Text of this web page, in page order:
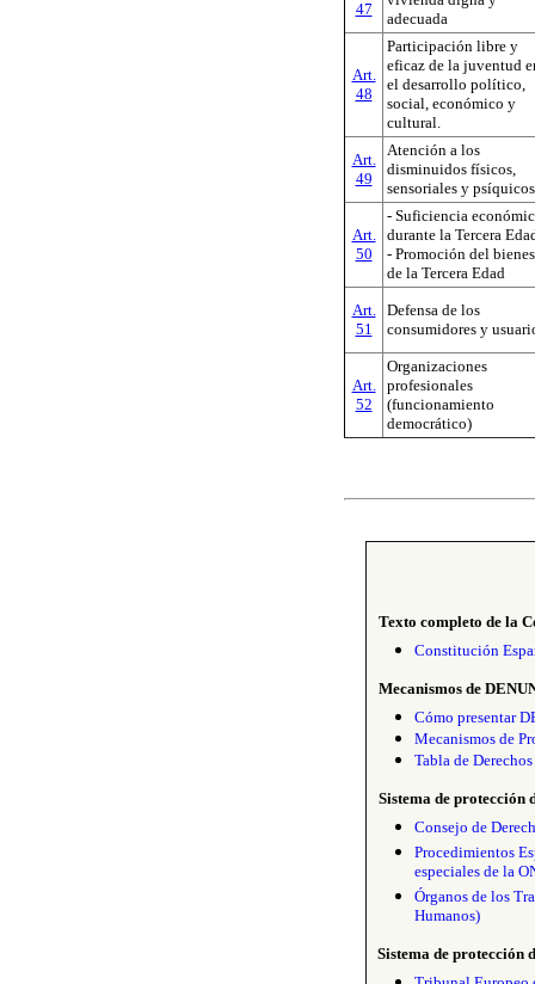
47
adecuada
Art.
48
Participación libre y
eficaz de la juventud
el desarrollo político,
social, económico y
cultural.
Art.
49
Atención a los
disminuidos físicos,
sensoriales y psíquicos
Art.
50
- Suficiencia
durante la Tercera
- Promoción del
de la Tercera Edad
Art.
51
Defensa de los
consumidores y
Art.
52
Organizaciones
profesionales
(funcionamiento
democrático)
Texto completo de la
Constitución
Mecanismos de
Cómo presentar
Mecanismos de
Tabla de
Sistema de protección
Consejo de
Procedimientos
especiales de la
Órganos de los
Humanos)
Sistema de protección